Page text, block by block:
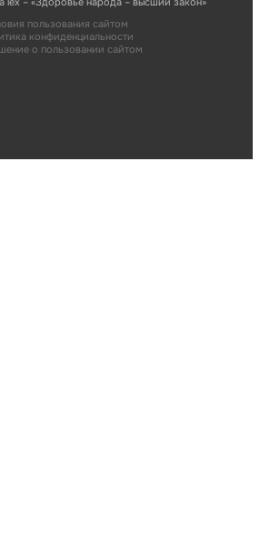
пользования сайтом
конфиденциальности
о пользовании сайтом